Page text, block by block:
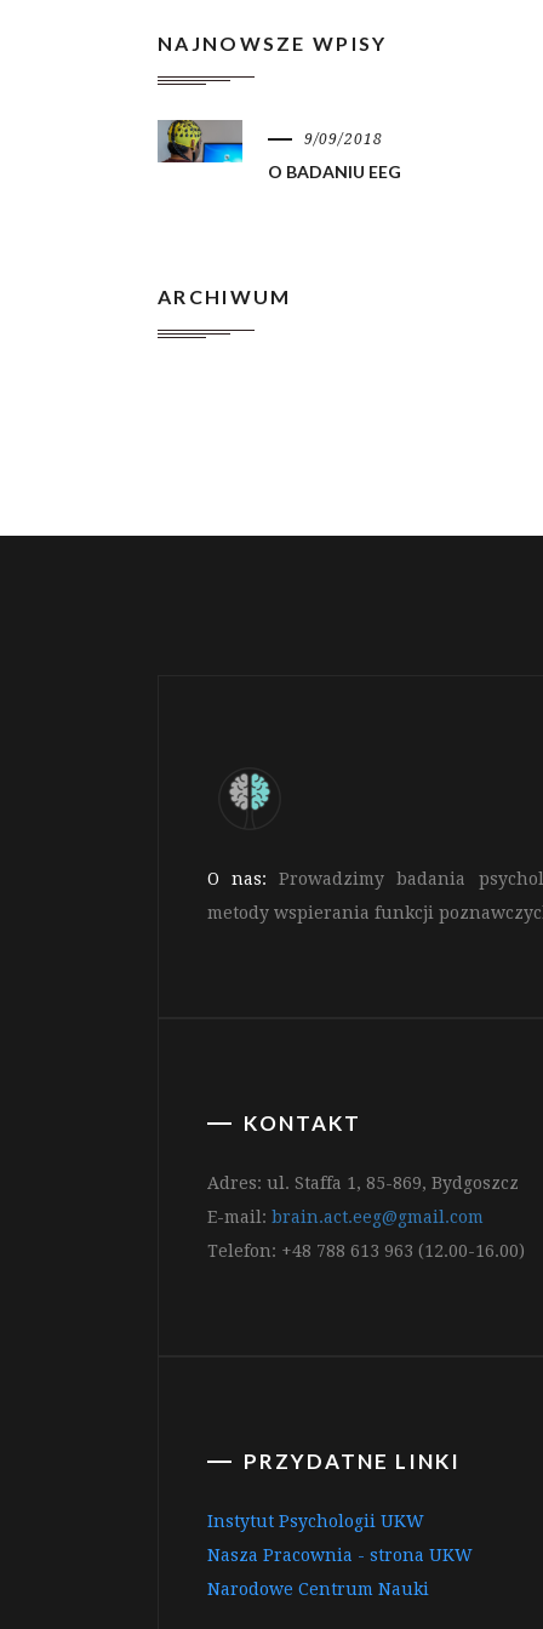
NAJNOWSZE WPISY
9/09/2018
O BADANIU EEG
ARCHIWUM
O nas: Prowadzimy badania
metody wspierania funkcji
KONTAKT
Adres: ul. Staffa 1, 85-869, Bydgoszcz
E-mail: brain.act.eeg@gmail.com
Telefon: +48 788 613 963 (12.00-16.00)
PRZYDATNE LINKI
Instytut Psychologii UKW
Nasza Pracownia - strona UKW
Narodowe Centrum Nauki